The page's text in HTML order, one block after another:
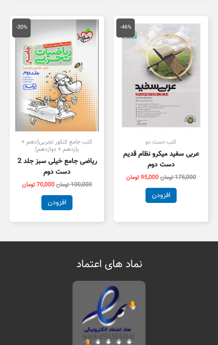
-46%
کتب دست دو
عربی سفید میکرو نظام قدیم
دست دوم
175,000تومان
اصلی
175,000 تومان
بود.
95,000تومان
قیمت
فعلی
95,000 تومان
افزودن
-30%
کتب جامع کنکور تجربی(دهم +
یازدهم + دوازدهم)
ریاضی جامع خیلی سبز جلد 2
دست دوم
100,000تومان
قیمت
100,000 تومان
بود.
70,000تومان
قیمت
فعلی
افزودن
نماد های اعتماد